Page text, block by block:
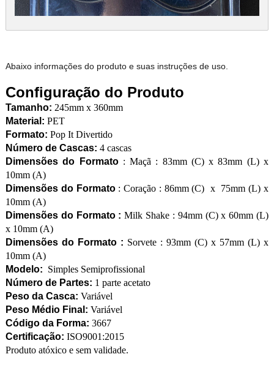
Abaixo informações do produto e suas instruções de uso.
Configuração do Produto
Tamanho: 245mm x 360mm
Material: PET
Formato: Pop It Divertido
Número de Cascas: 4 cascas
Dimensões do Formato : Maçã : 83mm (C) x 83mm (L) x
10mm (A)
Dimensões do Formato: Coração : 86mm (C) x 75mm (L) x
10mm (A)
Dimensões do Formato : Milk Shake : 94mm (C) x 60mm (L)
x 10mm (A)
Dimensões do Formato : Sorvete : 93mm (C) x 57mm (L) x
10mm (A)
Modelo: Simples Semiprofissional
Número de Partes: 1 parte acetato
Peso da Casca: Variável
Peso Médio Final: Variável
Código da Forma: 3667
Certificação: ISO9001:2015
Produto atóxico e sem validade.